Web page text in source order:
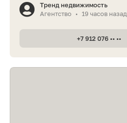
Тренд недвижимость
Агентство
• 19 часов назад
+7 912 076 •• ••